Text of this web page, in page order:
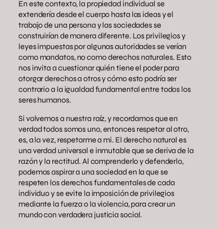
En este contexto, la propiedad individual se
extendería desde el cuerpo hasta las ideas y el
trabajo de una persona y las sociedades se
construirían de manera diferente. Los privilegios y
leyes impuestas por algunas autoridades se verían
como mandatos, no como derechos naturales. Esto
nos invita a cuestionar quién tiene el poder para
otorgar derechos a otros y cómo esto podría ser
contrario a la igualdad fundamental entre todos los
seres humanos.
Si volvemos a nuestra raíz, y recordamos que en
verdad todos somos uno, entonces respetar al otro,
es, a la vez, respetarme a mi. El derecho natural es
una verdad universal e inmutable que se deriva de la
razón y la rectitud. Al comprenderlo y defenderlo,
podemos aspirar a una sociedad en la que se
respeten los derechos fundamentales de cada
individuo y se evite la imposición de privilegios
mediante la fuerza o la violencia, para crear un
mundo con verdadera justicia social.